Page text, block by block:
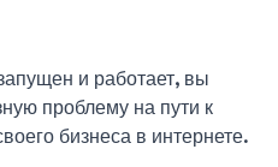
и работает, вы
проблему на пути к
бизнеса в интернете.